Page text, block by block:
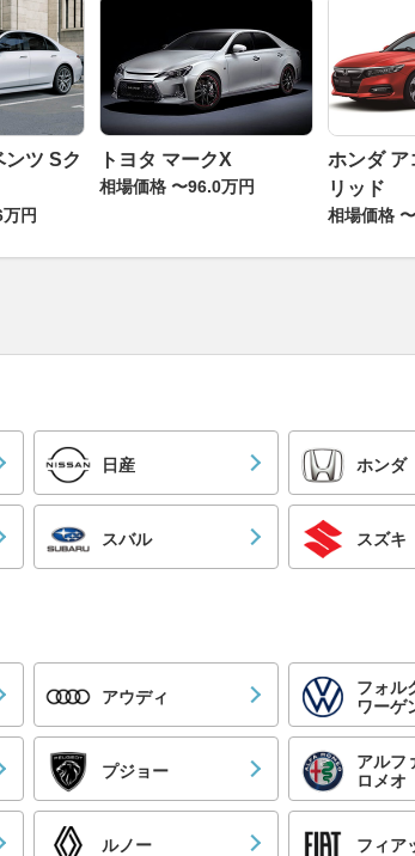
ンツ Sク
円
トヨタ マークX
相場価格 〜96.0万円
ホンダ ア
リッド
相場価格
日産 ホンダ
スバル スズキ
アウディ
フォル
ワーゲ
プジョー
アルフ
ロメオ
ルノー フィア